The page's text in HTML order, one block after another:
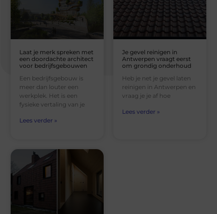
Laat je merk spreken met
een doordachte architect
voor bedrijfsgebouwen
Een bedrijfsgebouw is
meer dan louter een
werkplek. Het is een
fysieke vertaling van je
Lees verder »
Je gevel reinigen in
Antwerpen vraagt eerst
om grondig onderhoud
Heb je net je gevel laten
reinigen in Antwerpen en
vraag je je af hoe
Lees verder »